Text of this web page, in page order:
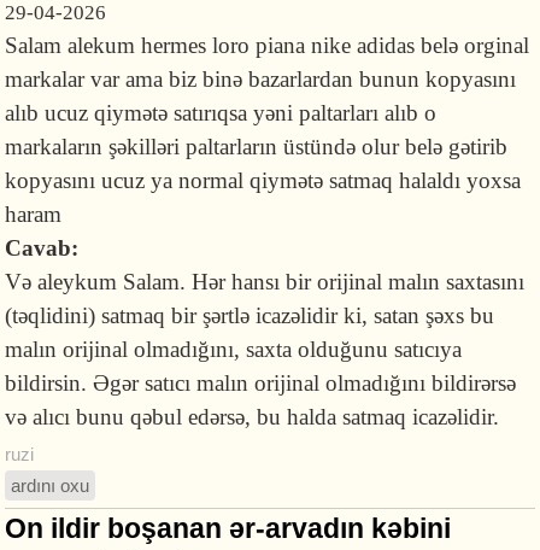
29-04-2026
Salam alekum hermes loro piana nike adidas belə orginal
markalar var ama biz binə bazarlardan bunun kopyasını
alıb ucuz qiymətə satırıqsa yəni paltarları alıb o
markaların şəkilləri paltarların üstündə olur belə gətirib
kopyasını ucuz ya normal qiymətə satmaq halaldı yoxsa
haram
Cavab:
Və aleykum Salam. Hər hansı bir orijinal malın saxtasını
(təqlidini) satmaq bir şərtlə icazəlidir ki, satan şəxs bu
malın orijinal olmadığını, saxta olduğunu satıcıya
bildirsin. Əgər satıcı malın orijinal olmadığını bildirərsə
və alıcı bunu qəbul edərsə, bu halda satmaq icazəlidir.
ruzi
ardını oxu
On ildir boşanan ər-arvadın kəbini